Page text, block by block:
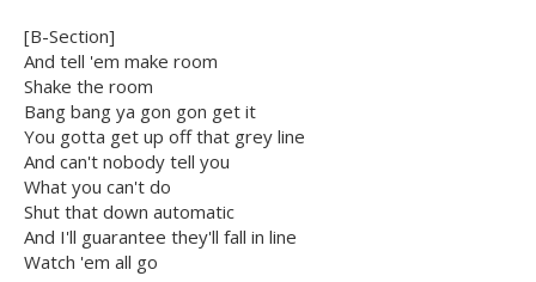
[B-Section]
And tell 'em make room
Shake the room
Bang bang ya gon gon get it
You gotta get up off that grey line
And can't nobody tell you
What you can't do
Shut that down automatic
And I'll guarantee they'll fall in line
Watch 'em all go